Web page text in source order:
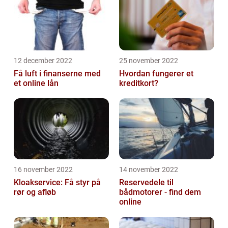
12 december 2022
Få luft i finanserne med
et online lån
25 november 2022
Hvordan fungerer et
kreditkort?
16 november 2022
Kloakservice: Få styr på
rør og afløb
14 november 2022
Reservedele til
bådmotorer - find dem
online